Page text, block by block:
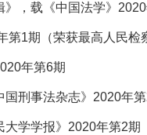
，载《中国法学》
1期（荣获最高人民检
年第6期
刑事法杂志》2020年
学学报》2020年第2期